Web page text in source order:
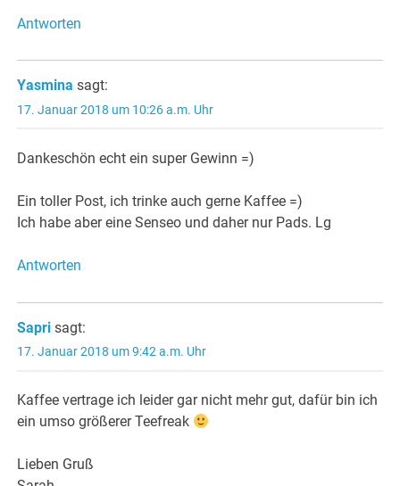
Antworten
Yasmina sagt:
17. Januar 2018 um 10:26 a.m. Uhr
Dankeschön echt ein super Gewinn =)
Ein toller Post, ich trinke auch gerne Kaffee =)
Ich habe aber eine Senseo und daher nur Pads. Lg
Antworten
Sapri sagt:
17. Januar 2018 um 9:42 a.m. Uhr
Kaffee vertrage ich leider gar nicht mehr gut, dafür bin ich
ein umso größerer Teefreak
Lieben Gruß